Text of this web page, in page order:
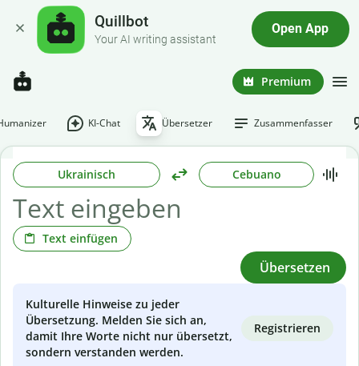
Quillbot
Your AI writing assistant
Open App
Premium
KI-Chat Übersetzer Zusammenfasser
Ukrainisch Cebuano
Text einfügen
Übersetzen
Kulturelle Hinweise zu jeder
Übersetzung. Melden Sie sich an,
damit Ihre Worte nicht nur übersetzt,
sondern verstanden werden.
Registrieren